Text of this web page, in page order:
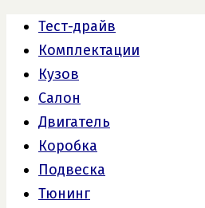
Тест-драйв
Комплектации
Кузов
Салон
Двигатель
Коробка
Подвеска
Тюнинг